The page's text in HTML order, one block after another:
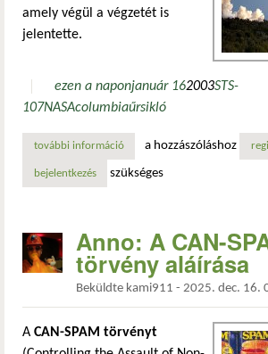
amely végül a végzetét is
jelentette.
ezen a naponjanuár 162003STS-
107NASAcolumbiaűrsikló
további információa columbia űrsikló utolsó
a hozzászóláshoz
bejelentkezés szükséges
Anno: A CAN-
törvény aláírása
Beküldte kami911 - 2025. dec. 16.
A CAN-SPAM törvényt